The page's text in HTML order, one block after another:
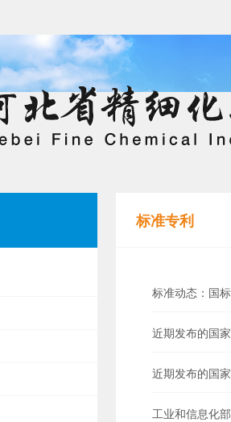
标准专利
标准动态：国
近期发布的国
近期发布的国
工业和信息化